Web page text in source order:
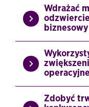
Wdrażać
biznesowy
Zdobyć